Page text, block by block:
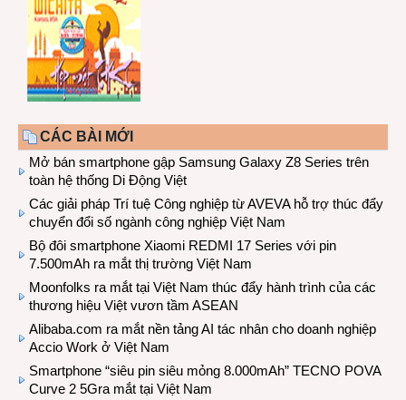
CÁC BÀI MỚI
Mở bán smartphone gập Samsung Galaxy Z8 Series trên
toàn hệ thống Di Động Việt
Các giải pháp Trí tuệ Công nghiệp từ AVEVA hỗ trợ thúc đẩy
chuyển đổi số ngành công nghiệp Việt Nam
Bộ đôi smartphone Xiaomi REDMI 17 Series với pin
7.500mAh ra mắt thị trường Việt Nam
Moonfolks ra mắt tại Việt Nam thúc đẩy hành trình của các
thương hiệu Việt vươn tầm ASEAN
Alibaba.com ra mắt nền tảng AI tác nhân cho doanh nghiệp
Accio Work ở Việt Nam
Smartphone “siêu pin siêu mỏng 8.000mAh” TECNO POVA
Curve 2 5Gra mắt tại Việt Nam